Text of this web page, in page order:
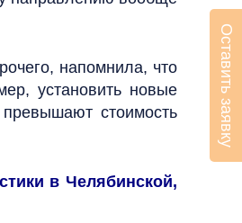
напомнила, что
установить новые
стоимость
в Челябинской,
Оставить заявку